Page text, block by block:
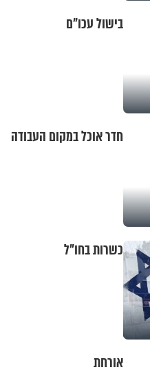
בישול עכו"ם
חדר אוכל במקום העבודה
כשרות בחו"ל
אורחת